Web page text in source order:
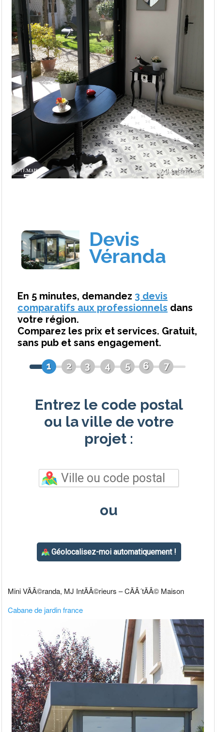
Mini VÃÂ©randa, MJ IntÃÂ©rieurs – CÃÂ´tÃÂ© Maison
Cabane de jardin france